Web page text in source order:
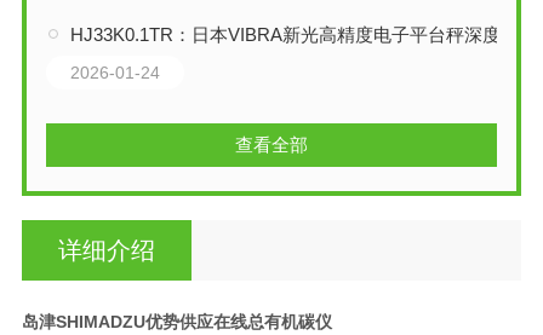
HJ33K0.1TR：日本VIBRA新光高精度电子平台秤深度技术解析
2026-01-24
查看全部
详细介绍
岛津SHIMADZU优势供应在线总有机碳仪